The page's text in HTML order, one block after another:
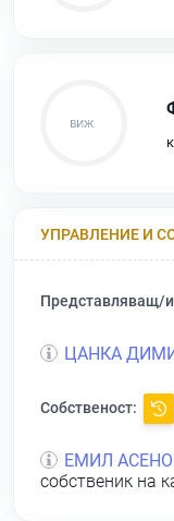
УПРАВЛЕНИЕ И
Представляващ/
ЦАНКА
Собственост:
ЕМИЛ
собственик на